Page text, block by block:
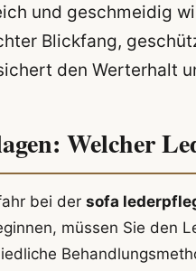
und geschmeidig
Blickfang,
den Werterhalt
Welcher
bei der sofa
müssen Sie den